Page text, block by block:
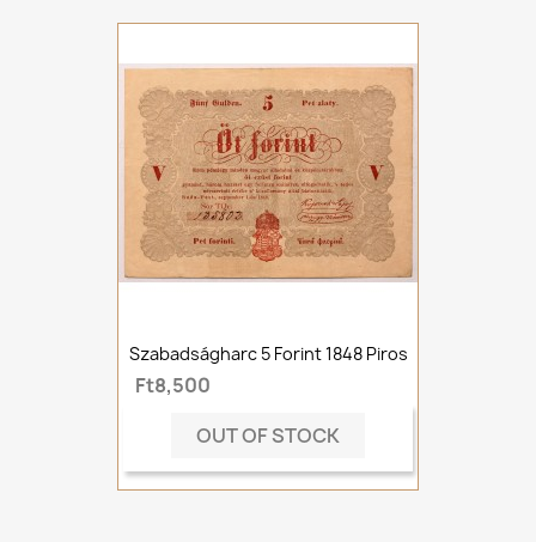
Szabadságharc 5 Forint 1848 Piros
Ft8,500
OUT OF STOCK